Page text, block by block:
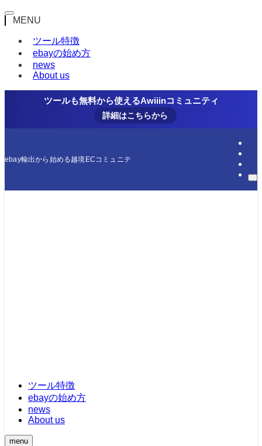
MENU
ツール特徴
ebayの始め方
news
About us
ツールも無料から使えるAwiiinコミュニティ
詳細はこちらから
ebay輸出から始める越境ECコミュニティ
ツール特徴
ebayの始め方
news
About us
menu